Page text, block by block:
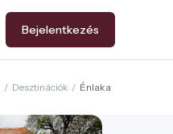
Bejelentkezés
/ Desztinációk / Énlaka